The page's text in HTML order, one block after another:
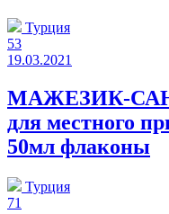
Турция
53
19.03.2021
МАЖЕЗИК-
для местного
50мл флаконы
Турция
71